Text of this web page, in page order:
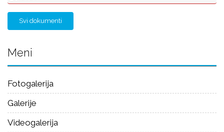
Svi dokumenti
Meni
Fotogalerija
Galerije
Videogalerija